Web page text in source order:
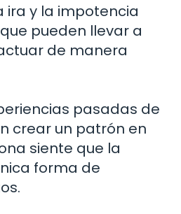
ira y la impotencia
pueden llevar a
de manera
pasadas de
crear un patrón en
siente que la
forma de